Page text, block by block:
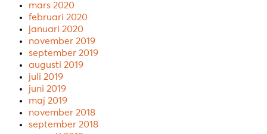
mars 2020
februari 2020
januari 2020
november 2019
september 2019
augusti 2019
juli 2019
juni 2019
maj 2019
november 2018
september 2018